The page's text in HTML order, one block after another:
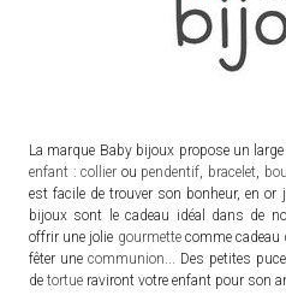
La marque Baby bijoux propose un large
enfant :collier ou pendentif, bracelet,
est facile de trouver son bonheur, en or
bijoux sont le cadeau idéal dans de
offrir une jolie gourmettecomme cadeau
fêter une communion... Des petites
de tortue raviront votre enfant pour son